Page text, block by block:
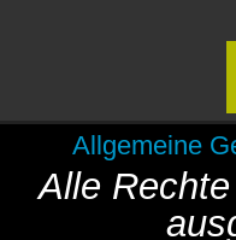
Allgemeine
Alle